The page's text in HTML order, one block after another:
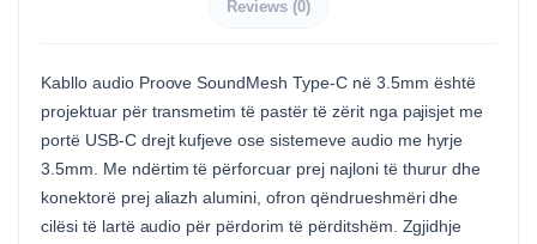
Reviews (0)
Kabllo audio Proove SoundMesh Type-C në 3.5mm është
projektuar për transmetim të pastër të zërit nga pajisjet me
portë USB-C drejt kufjeve ose sistemeve audio me hyrje
3.5mm. Me ndërtim të përforcuar prej najloni të thurur dhe
konektorë prej aliazh alumini, ofron qëndrueshmëri dhe
cilësi të lartë audio për përdorim të përditshëm. Zgjidhje